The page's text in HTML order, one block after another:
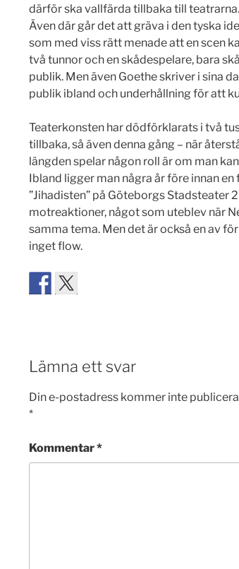
därför ska vallfärda tillbaka till
Även där går det att gräva i den tyska
som med viss rätt menade att en scen
två tunnor och en skådespelare, bara
publik. Men även Goethe skriver i sina
publik ibland och underhållning för att
Teaterkonsten har dödförklarats i två
tillbaka, så även denna gång – när
längden spelar någon roll är om man
Ibland ligger man några år före innan
”Jihadisten” på Göteborgs Stadsteater
motreaktioner, något som uteblev när
samma tema. Men det är också en av
inget flow.
Lämna ett svar
Din e-postadress kommer inte
*
Kommentar*